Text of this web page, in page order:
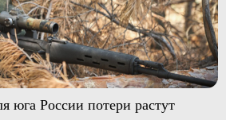
юга России потери растут